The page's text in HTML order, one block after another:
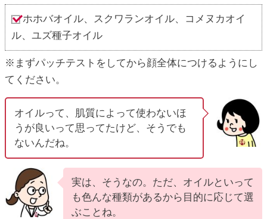
ホホバオイル、スクワランオイル、コメヌカオイ
ル、ユズ種子オイル
※まずパッチテストをしてから顔全体につけるようにし
てください。
オイルって、肌質によって使わないほ
うが良いって思ってたけど、そうでも
ないんだね。
実は、そうなの。ただ、オイルといって
も色んな種類があるから目的に応じて選
ぶことね。